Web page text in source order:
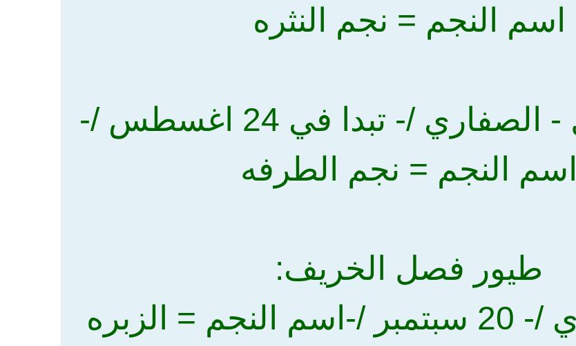
اسم النجم = نجم النثره
ثانيا = الدخل - الصفاري /- تبدا في 24 اغسطس /-
اسم النجم = نجم الطرفه
طيور فصل الخريف:
= الزبره